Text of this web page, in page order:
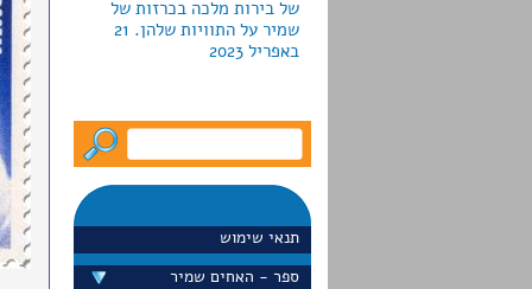
לקראת חג החנוכה2022 מוציאה
גלריה פרקש ביפו כרזות
צבאיות למכירה; חמש מהן
המחירים נעים מ-790 עד יותר
מ-5000 דולר
תנאי שימוש
ספר - האחים שמיר